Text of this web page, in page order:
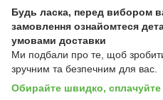
Будь ласка, перед вибором
замовлення ознайомтеся
умовами доставки
Ми подбали про те, щоб
зручним та безпечним для вас.
Обирайте швидко, сплачуйте